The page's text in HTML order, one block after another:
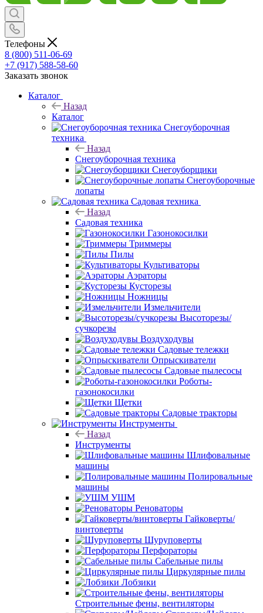
Телефоны
8 (800) 511-06-69
+7 (917) 588-58-60
Заказать звонок
Каталог
Назад
Каталог
Снегоуборочная
техника
Назад
Снегоуборочная техника
Снегоуборщики
Снегоуборочные
лопаты
Садовая техника
Назад
Садовая техника
Газонокосилки
Триммеры
Пилы
Культиваторы
Аэраторы
Кусторезы
Ножницы
Измельчители
Высоторезы/
сучкорезы
Воздуходувы
Садовые тележки
Опрыскиватели
Садовые пылесосы
Роботы-
газонокосилки
Щетки
Садовые тракторы
Инструменты
Назад
Инструменты
Шлифовальные
машины
Полировальные
машины
УШМ
Реноваторы
Гайковерты/
винтоверты
Шуруповерты
Перфораторы
Сабельные пилы
Циркулярные пилы
Лобзики
Строительные фены, вентиляторы